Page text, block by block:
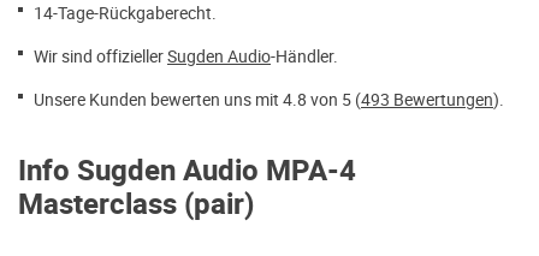
14-Tage-Rückgaberecht.
Wir sind offiziellerSugden Audio-Händler.
Unsere Kunden bewerten uns mit 4.8 von 5 (493 Bewertungen).
Info Sugden Audio MPA-4
Masterclass (pair)